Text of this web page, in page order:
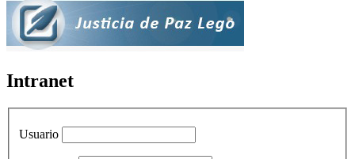
Intranet
Usuario